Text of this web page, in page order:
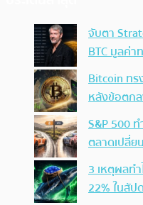
จับตา
BTC มูลค่า
Bitcoin ทร
หลังข้อตก
S&P 500
ตลาดเปลี่ย
3 เหตุผลท
22% ในสัป